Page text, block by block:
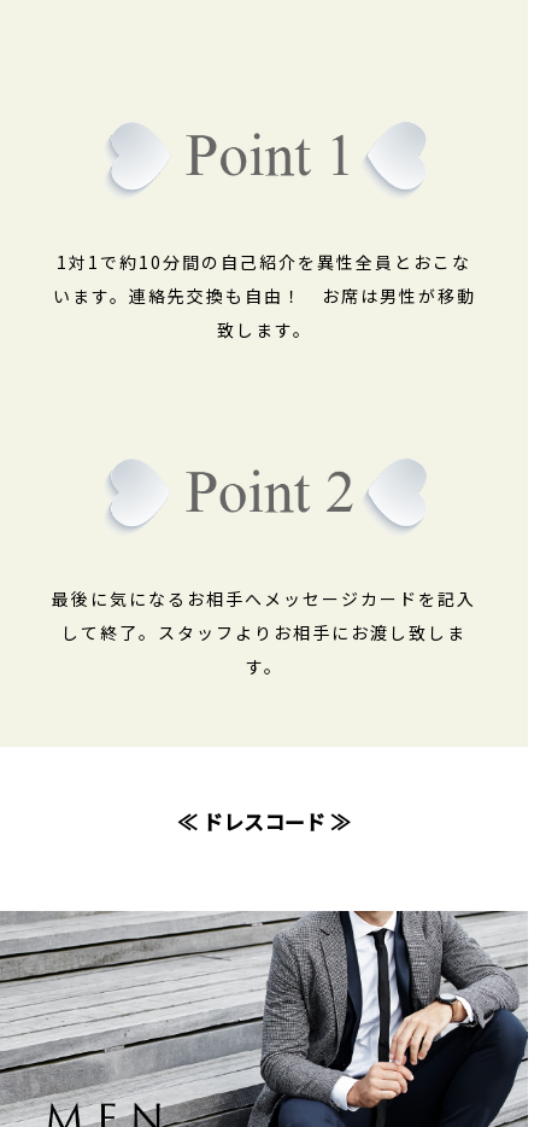
1対1で約10分間の自己紹介を異性全員とおこな
います。連絡先交換も自由！ お席は男性が移動
致します。
最後に気になるお相手へメッセージカードを記入
して終了。スタッフよりお相手にお渡し致しま
す。
≪ ドレスコード ≫